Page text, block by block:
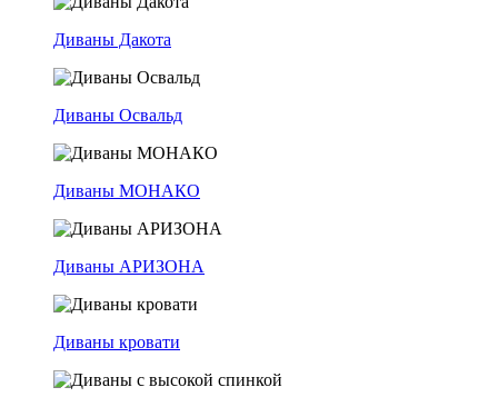
Диваны Дакота
Диваны Освальд
Диваны МОНАКО
Диваны АРИЗОНА
Диваны кровати